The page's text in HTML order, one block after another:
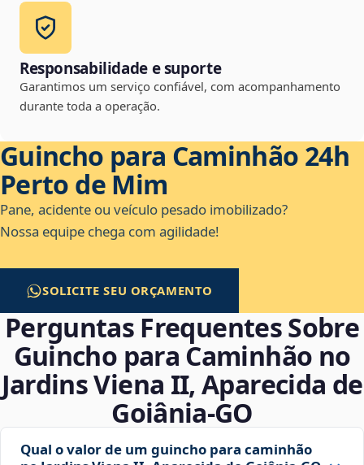
Responsabilidade e suporte
Garantimos um serviço confiável, com acompanhamento
durante toda a operação.
Guincho para Caminhão 24h
Perto de Mim
Pane, acidente ou veículo pesado imobilizado?
Nossa equipe chega com agilidade!
SOLICITE SEU ORÇAMENTO
Perguntas Frequentes Sobre
Guincho para Caminhão no
Jardins Viena II, Aparecida de
Goiânia‑GO
Qual o valor de um guincho para caminhão